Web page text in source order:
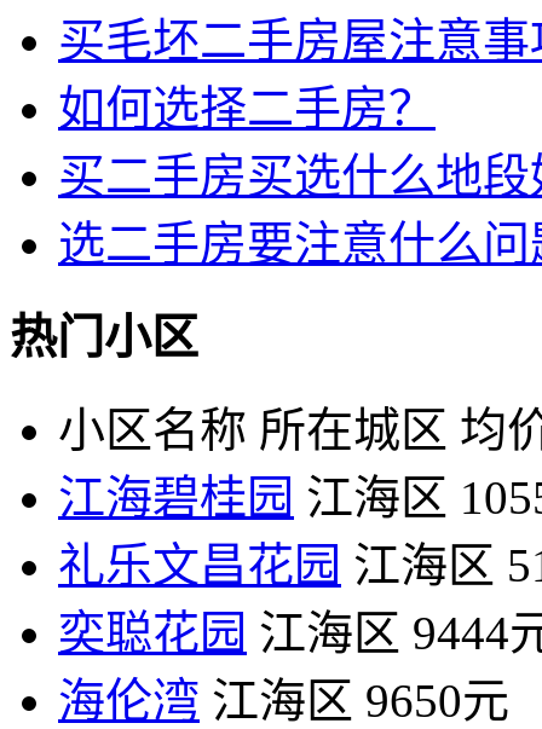
买毛坯二手房屋注意事
如何选择二手房？
买二手房买选什么地段
选二手房要注意什么问
热门小区
小区名称 所在城区 均
江海碧桂园 江海区
礼乐文昌花园 江海区
奕聪花园 江海区 9444
海伦湾 江海区 9650元